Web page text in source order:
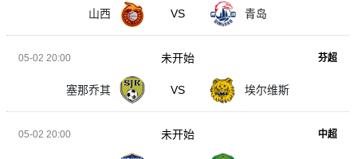
山西 VS 青岛
05-02 20:00 芬超
塞那乔其 VS 埃尔维斯
未开始
05-02 20:00 中超
未开始